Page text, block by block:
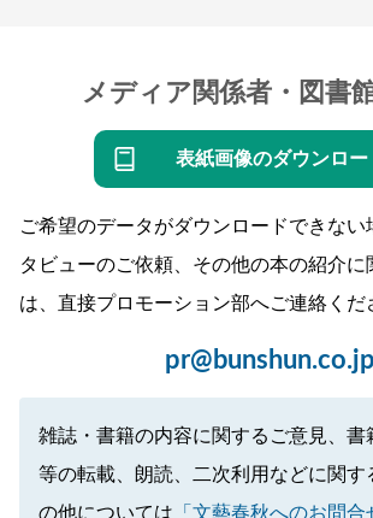
メディア関係者・図書
表紙画像のダウンロー
ご希望のデータがダウンロードできない
タビューのご依頼、その他の本の紹介に
は、直接プロモーション部へご連絡くだ
pr@bunshun.co.jp
雑誌・書籍の内容に関するご意見、書
等の転載、朗読、二次利用などに関す
の他については 「文藝春秋へのお問合